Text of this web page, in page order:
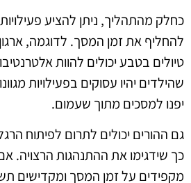
כחלק מהתהליך, ניתן להציע פעילויות
להחליף את זמן המסך. לדוגמה, ארגון
טיולים בטבע יכולים להוות
שהילדים יהיו עסוקים בפעילויות
יפנו למסכים מתוך שעמום.
גם ההורים יכולים לתרום לפיתוח
כך שידגימו את ההתנהגות הרצויה.
מקפידים על זמן המסך ומקדישים